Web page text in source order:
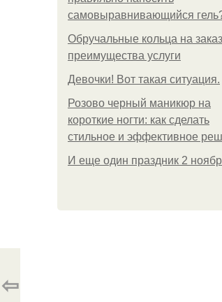
самовыравнивающийся
Обручальные кольца на
преимущества услуги
Девочки! Вот такая ситуация.
Розово черный маникюр на
короткие ногти: как сделать
стильное и эффективное
И еще один праздник 2
⇦